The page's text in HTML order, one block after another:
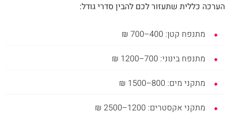
הערכה כללית שתעזור לכם להבין סדרי גודל:
מתנפח קטן: 400–700 ₪
מתנפח בינוני: 700–1200 ₪
מתקני מים: 800–1500 ₪
מתקני אקסטרים: 1200–2500 ₪